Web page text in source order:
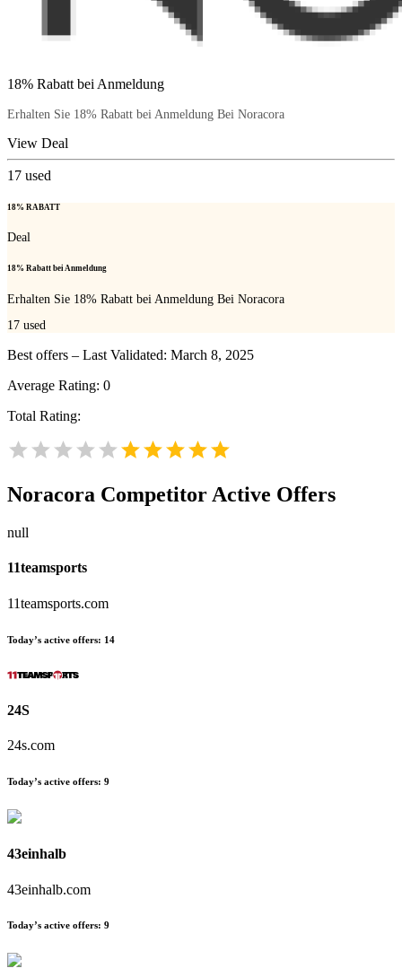
18% Rabatt bei Anmeldung
Erhalten Sie 18% Rabatt bei Anmeldung Bei Noracora
View Deal
17 used
18% RABATT
Deal
18% Rabatt bei Anmeldung
Erhalten Sie 18% Rabatt bei Anmeldung Bei Noracora
17 used
Best offers – Last Validated: March 8, 2025
Average Rating: 0
Total Rating:
Noracora Competitor Active Offers
null
11teamsports
11teamsports.com
Today’s active offers: 14
24S
24s.com
Today’s active offers: 9
43einhalb
43einhalb.com
Today’s active offers: 9